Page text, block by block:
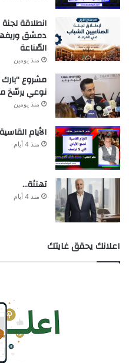
انطلاقة
دمشق
الصّناعة
منذ يومين
مشروع
نوعي يرسّخ
منذ يومين
الأيام
منذ 4 أيام
تهنئة…
منذ 4 أيام
اعلانك يحقق غايتك